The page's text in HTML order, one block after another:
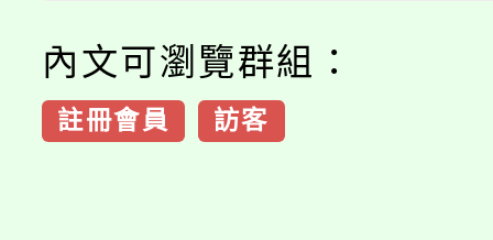
內文可瀏覽群組：
註冊會員 訪客